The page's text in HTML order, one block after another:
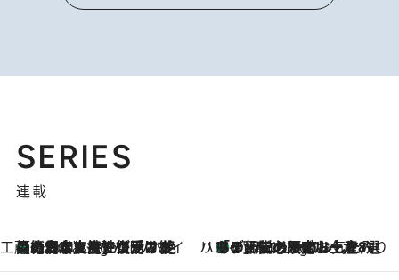
SERIES
連載
工藤まやのおもてなしハワイ
9 Hours Ago
【ハワイ土産】ローカルの絶大な支持で復活！ 絶品の幻クッキー《元ファンの日本人女性が受け継いだ名店》 ハワイ賢者 リサのお気に入りリスト9 Hours Ago
あの伝説の限定トートも！ リニューアルした「ディーン＆デルーカ ハワイ」で必須のお土産8選